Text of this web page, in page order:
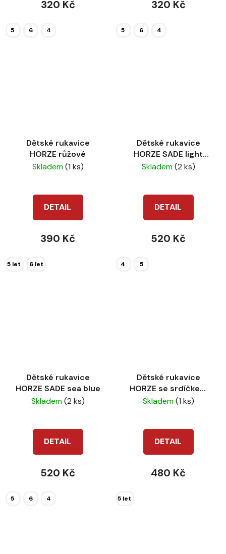
320 Kč
5 6 4
320 Kč
5 6 4
Dětské rukavice
HORZE růžové
Skladem(1 ks)
DETAIL
390 Kč
5 let 6 let
Dětské rukavice
HORZE SADE light
brown
Skladem(2 ks)
DETAIL
520 Kč
4 5
Dětské rukavice
HORZE SADE sea blue
Skladem(2 ks)
DETAIL
520 Kč
5 6 4
Dětské rukavice
HORZE se srdíčkem
modré
Skladem(1 ks)
DETAIL
480 Kč
5 let